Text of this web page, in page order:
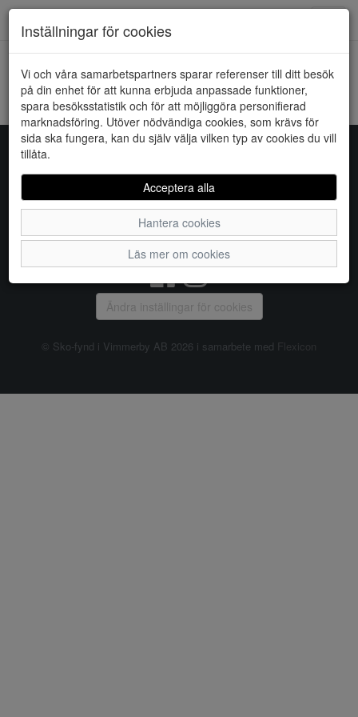
HEM JACQUELINE DE YONG
Kunde inte hitta några artiklar...
Inställningar för cookies
Vi och våra samarbetspartners sparar referenser till ditt besök
på din enhet för att kunna erbjuda anpassade funktioner,
spara besöksstatistik och för att möjliggöra personifierad
marknadsföring. Utöver nödvändiga cookies, som krävs för
sida ska fungera, kan du själv välja vilken typ av cookies du vill
tillåta.
Acceptera alla
Hantera cookies
Läs mer om cookies
Sko-fynd i Vimmerby AB
S:t Torget 2, 598 21 VIMMERBY, Telefon:
| Om oss Kontakta oss
Ändra inställingar för cookies
© Sko-fynd i Vimmerby AB 2026 i samarbete med Flexicon